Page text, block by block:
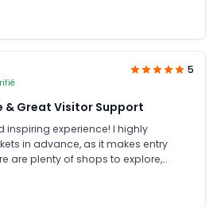
5
& Great Visitor Support
inspiring experience! I highly
in advance, as it makes entry
are plenty of shops to explore,